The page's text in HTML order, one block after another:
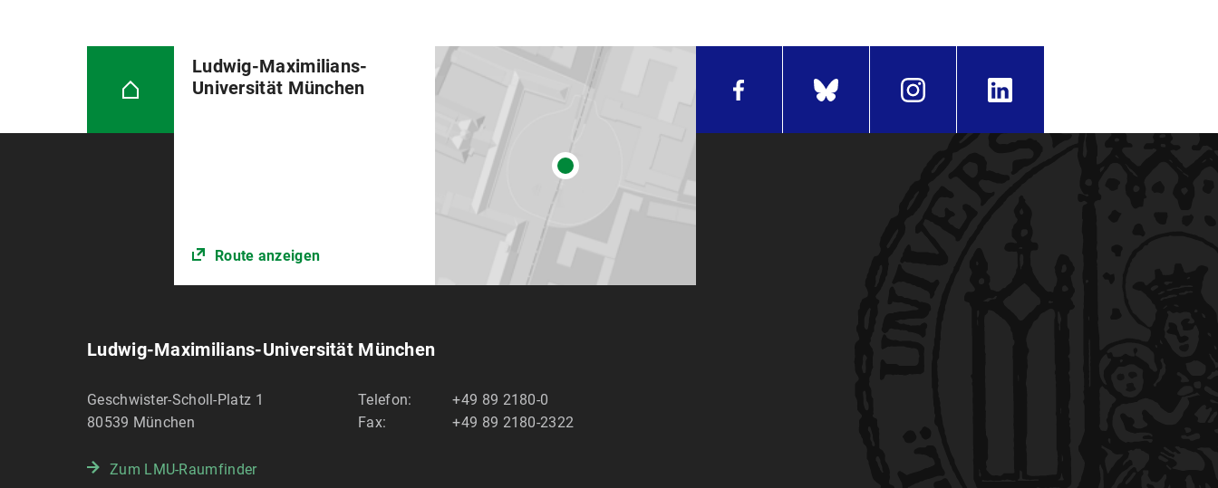
Ludwig-Maximilians-
Universität München
Route anzeigen
Ludwig-Maximilians-Universität München
Geschwister-Scholl-Platz 1
80539 München
Telefon:
+49 89 2180-0
Fax:
+49 89 2180-2322
Zum LMU-Raumfinder